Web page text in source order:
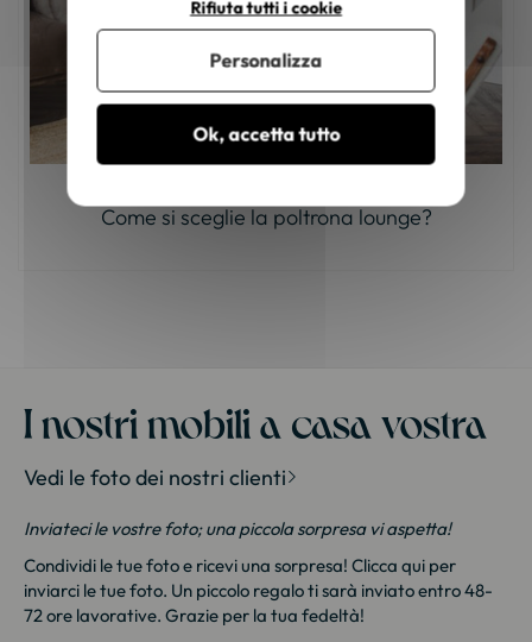
Come si sceglie la poltrona lounge?
I nostri mobili a casa vostra
Vedi le foto dei nostri clienti
Inviateci le vostre foto; una piccola sorpresa vi aspetta!
Condividi le tue foto e ricevi una sorpresa! Clicca qui per
inviarci le tue foto. Un piccolo regalo ti sarà inviato entro 48-
72 ore lavorative. Grazie per la tua fedeltà!
Ok, accetta tutto
Rifiuta tutti i cookie
Personalizza